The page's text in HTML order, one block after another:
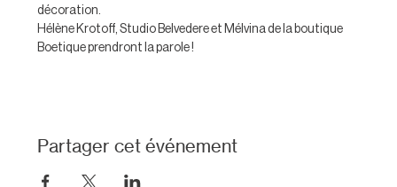
décoration.
Hélène Krotoff, Studio Belvedere et Mélvina de la boutique
Boetique prendront la parole !
Partager cet événement